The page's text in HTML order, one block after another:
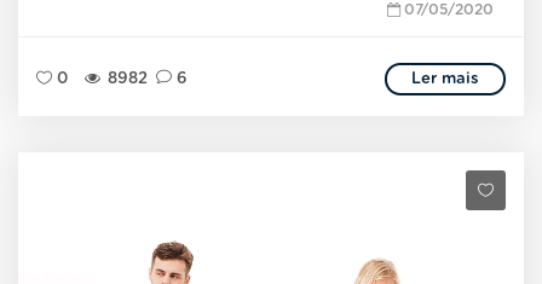
07/05/2020
0 8982 6 Ler mais